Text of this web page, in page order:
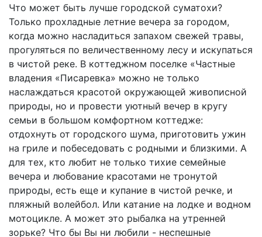
Что может быть лучше городской суматохи?
Только прохладные летние вечера за городом,
когда можно насладиться запахом свежей травы,
прогуляться по величественному лесу и искупаться
в чистой реке. В коттеджном поселке «Частные
владения «Писаревка» можно не только
наслаждаться красотой окружающей живописной
природы, но и провести уютный вечер в кругу
семьи в большом комфортном коттедже:
отдохнуть от городского шума, приготовить ужин
на гриле и побеседовать с родными и близкими. А
для тех, кто любит не только тихие семейные
вечера и любование красотами не тронутой
природы, есть еще и купание в чистой речке, и
пляжный волейбол. Или катание на лодке и водном
мотоцикле. А может это рыбалка на утренней
зорьке? Что бы Вы ни любили - неспешные